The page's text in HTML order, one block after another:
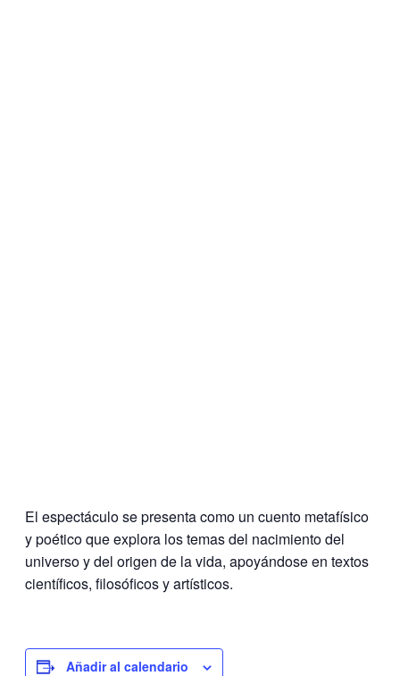
El espectáculo se presenta como un cuento metafísico
y poético que explora los temas del nacimiento del
universo y del origen de la vida, apoyándose en textos
científicos, filosóficos y artísticos.
Añadir al calendario